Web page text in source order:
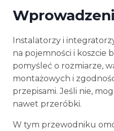
Instalatorzy i
na pojemności i koszcie
pomyśleć o rozmiarze,
montażowych i
przepisami. Jeśli nie,
nawet przeróbki.
W tym przewodniku